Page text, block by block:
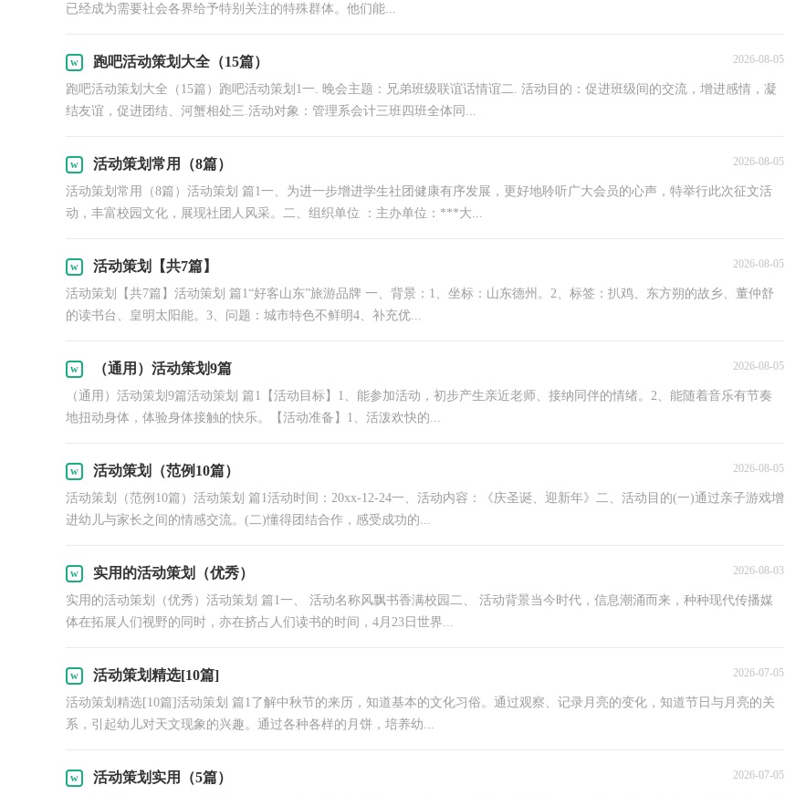
已经成为需要社会各界给予特别关注的特殊群体。他们能...
跑吧活动策划大全（15篇） 2026-08-05
跑吧活动策划大全（15篇）跑吧活动策划1一. 晚会主题：兄弟班级联谊话情谊二. 活动目的：促进班级间的交流，增进感情，凝
结友谊，促进团结、河蟹相处三.活动对象：管理系会计三班四班全体同...
活动策划常用（8篇） 2026-08-05
活动策划常用（8篇）活动策划 篇1一、为进一步增进学生社团健康有序发展，更好地聆听广大会员的心声，特举行此次征文活
动，丰富校园文化，展现社团人风采。二、组织单位 ：主办单位：***大...
活动策划【共7篇】 2026-08-05
活动策划【共7篇】活动策划 篇1“好客山东”旅游品牌 一、背景：1、坐标：山东德州。2、标签：扒鸡、东方朔的故乡、董仲舒
的读书台、皇明太阳能。3、问题：城市特色不鲜明4、补充优...
（通用）活动策划9篇 2026-08-05
（通用）活动策划9篇活动策划 篇1【活动目标】1、能参加活动，初步产生亲近老师、接纳同伴的情绪。2、能随着音乐有节奏
地扭动身体，体验身体接触的快乐。【活动准备】1、活泼欢快的...
活动策划（范例10篇） 2026-08-05
活动策划（范例10篇）活动策划 篇1活动时间：20xx-12-24一、活动内容：《庆圣诞、迎新年》二、活动目的(一)通过亲子游戏增
进幼儿与家长之间的情感交流。(二)懂得团结合作，感受成功的...
实用的活动策划（优秀） 2026-08-03
实用的活动策划（优秀）活动策划 篇1一、 活动名称风飘书香满校园二、 活动背景当今时代，信息潮涌而来，种种现代传播媒
体在拓展人们视野的同时，亦在挤占人们读书的时间，4月23日世界...
活动策划精选[10篇] 2026-07-05
活动策划精选[10篇]活动策划 篇1了解中秋节的来历，知道基本的文化习俗。通过观察、记录月亮的变化，知道节日与月亮的关
系，引起幼儿对天文现象的兴趣。通过各种各样的月饼，培养幼...
活动策划实用（5篇） 2026-07-05